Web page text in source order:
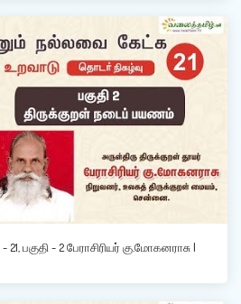
- 2 பேராசிரியர் கு.மோகனராசு |